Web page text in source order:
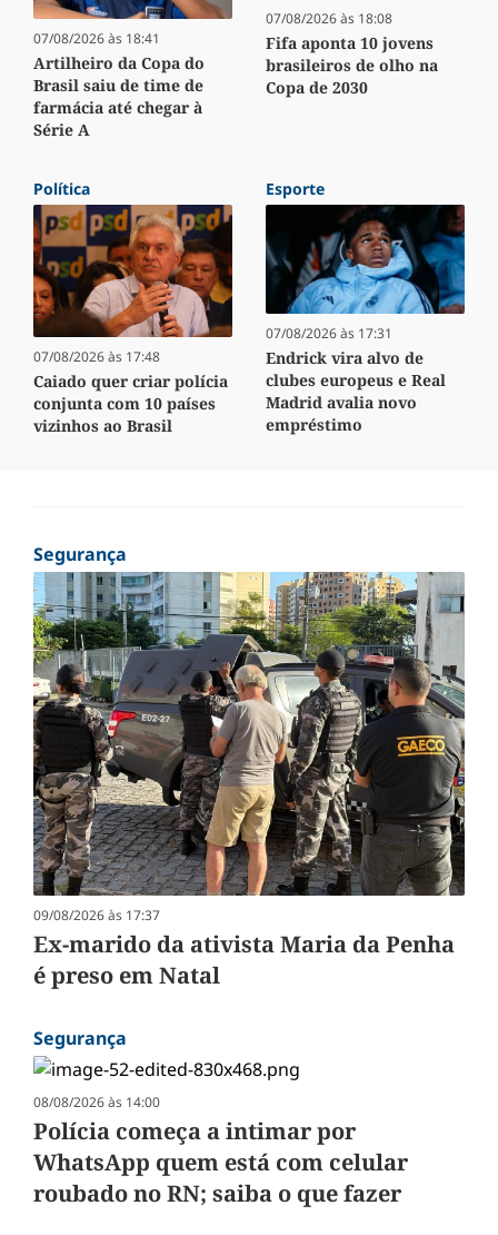
07/08/2026 às 18:41
Artilheiro da Copa do
Brasil saiu de time de
farmácia até chegar à
Série A
07/08/2026 às 18:08
Fifa aponta 10 jovens
brasileiros de olho na
Copa de 2030
Política
07/08/2026 às 17:48
Caiado quer criar polícia
conjunta com 10 países
vizinhos ao Brasil
Esporte
07/08/2026 às 17:31
Endrick vira alvo de
clubes europeus e Real
Madrid avalia novo
empréstimo
Segurança
09/08/2026 às 17:37
Ex-marido da ativista Maria da Penha
é preso em Natal
Segurança
08/08/2026 às 14:00
Polícia começa a intimar por
WhatsApp quem está com celular
roubado no RN; saiba o que fazer